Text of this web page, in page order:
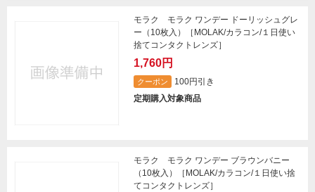
モラク モラク ワンデー ドーリッシュグレ
ー（10枚入）［MOLAK/カラコン/１日使い
捨てコンタクトレンズ］
1,760円
クーポン
100円引き
定期購入対象商品
モラク モラク ワンデー ブラウンバニー
（10枚入）［MOLAK/カラコン/１日使い捨
てコンタクトレンズ］